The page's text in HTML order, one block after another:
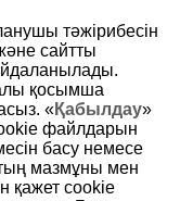
тәжірибесін
сайтты
қосымша
«Қабылдау»
файлдарын
басу немесе
мазмұны мен
қажет cookie